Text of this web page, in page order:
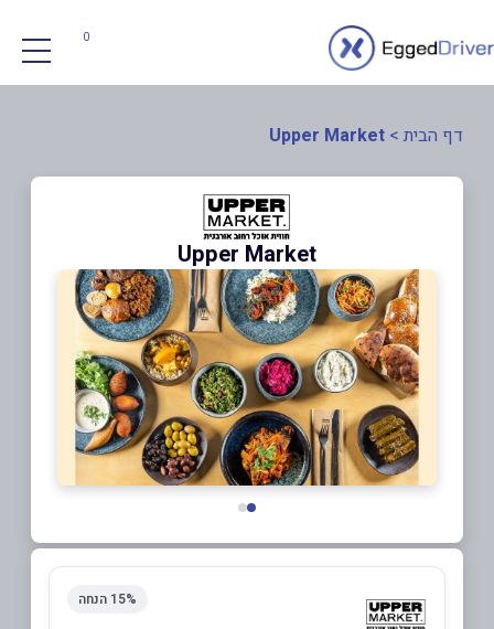
0
דף הבית >
Upper Market
Upper Market
15% הנחה